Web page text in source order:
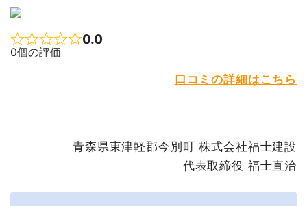
Rated 0 out of 5
0.0
0個の評価
口コミの詳細はこちら
青森県東津軽郡今別町 株式会社福士建設
代表取締役 福士直治